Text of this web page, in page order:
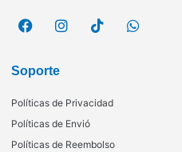
Soporte
Políticas de Privacidad
Políticas de Envió
Políticas de Reembolso